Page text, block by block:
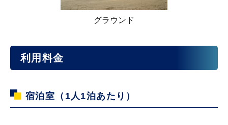
グラウンド
利用料金
宿泊室（1人1泊あたり）